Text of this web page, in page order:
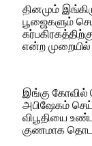
தினமும்
பூஜைகளும்
என்ற முறையில்
இங்கு கோவில்
அபிஷேகம்
விபூதியை
குணமாக